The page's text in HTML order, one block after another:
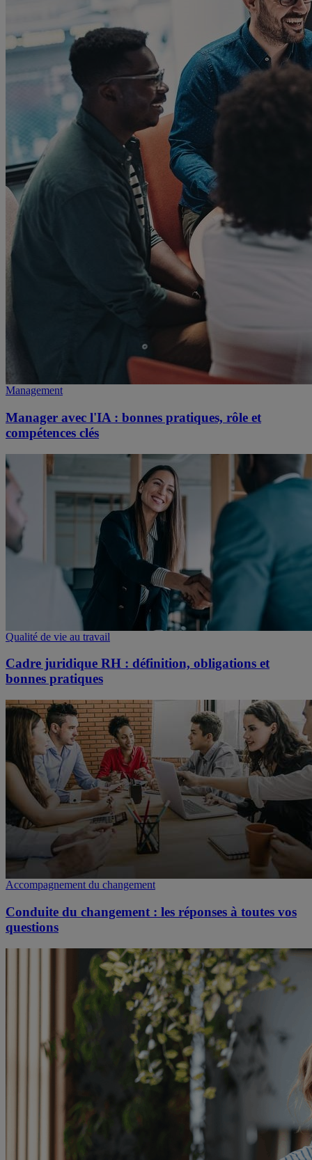
Management
Manager avec l'IA : bonnes pratiques, rôle et
compétences clés
Qualité de vie au travail
Cadre juridique RH : définition, obligations et
bonnes pratiques
Accompagnement du changement
Conduite du changement : les réponses à toutes vos
questions